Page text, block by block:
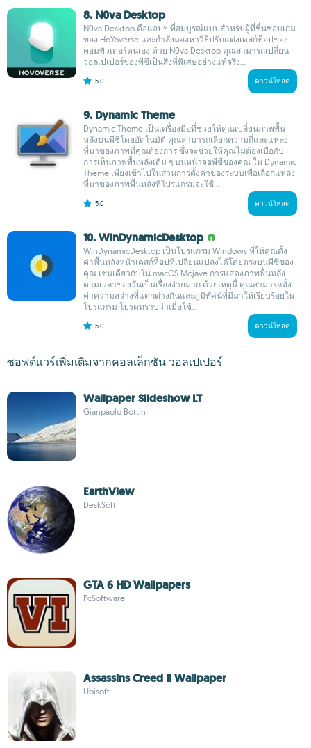
8. N0va Desktop
N0va Desktop คือแอปฯ ที่สมบูรณ์แบบสำหรับผู้ที่ชื่นชอบเกม
ของ HoYoverse และกำลังมองหาวิธีปรับแต่งเดสก์ท็อปของ
คอมพิวเตอร์ตนเอง ด้วย N0va Desktop คุณสามารถเปลี่ยน
วอลเปเปอร์ของพีซีเป็นสิ่งที่พิเศษอย่างแท้จริง...
5.0 ดาวน์โหลด
9. Dynamic Theme
Dynamic Theme เป็นเครื่องมือที่ช่วยให้คุณเปลี่ยนภาพพื้น
หลังบนพีซีโดยอัตโนมัติ คุณสามารถเลือกความถี่และแหล่ง
ที่มาของภาพที่คุณต้องการ ซึ่งจะช่วยให้คุณไม่ต้องเบื่อกับ
การเห็นภาพพื้นหลังเดิม ๆ บนหน้าจอพีซีของคุณ ใน Dynamic
Theme เพียงเข้าไปในส่วนการตั้งค่าของระบบเพื่อเลือกแหล่ง
ที่มาของภาพพื้นหลังที่โปรแกรมจะใช้...
5.0 ดาวน์โหลด
10. WinDynamicDesktop
WinDynamicDesktop เป็นโปรแกรม Windows ที่ให้คุณตั้ง
ค่าพื้นหลังหน้าเดสก์ท็อปที่เปลี่ยนแปลงได้โดยตรงบนพีซีของ
คุณ เช่นเดียวกับใน macOS Mojave การแสดงภาพพื้นหลัง
ตามเวลาของวันเป็นเรื่องง่ายมาก ด้วยเหตุนี้ คุณสามารถตั้ง
ค่าความสว่างที่แตกต่างกันและภูมิทัศน์ที่มีมาให้เรียบร้อยใน
โปรแกรม โปรดทราบว่าเมื่อใช้...
5.0 ดาวน์โหลด
ซอฟต์แวร์เพิ่มเติมจากคอลเล็กชัน วอลเปเปอร์
Wallpaper Slideshow LT
Gianpaolo Bottin
EarthView
DeskSoft
GTA 6 HD Wallpapers
PcSoftware
Assassins Creed II Wallpaper
Ubisoft